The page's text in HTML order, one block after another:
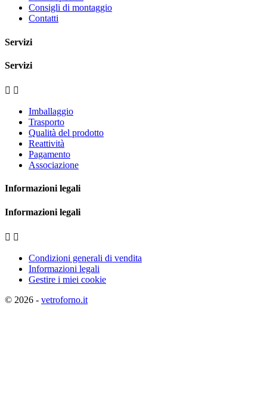
Consigli di montaggio
Contatti
Servizi
Servizi
 
Imballaggio
Trasporto
Qualità del prodotto
Reattività
Pagamento
Associazione
Informazioni legali
Informazioni legali
 
Condizioni generali di vendita
Informazioni legali
Gestire i miei cookie
© 2026 - vetroforno.it